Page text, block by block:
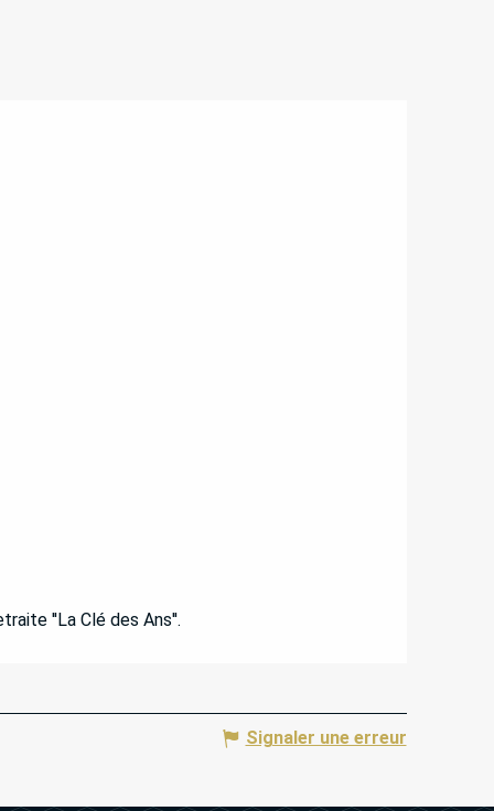
''La Clé des Ans''.
Signaler une erreur